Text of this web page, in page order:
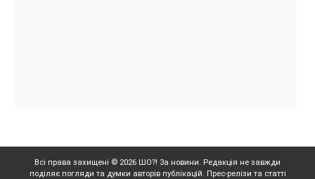
Всі права захищені © 2026 ШО?! За новини. Редакція не завжди
поділяє погляди та думки авторів публікацій. Прес-релізи та статті